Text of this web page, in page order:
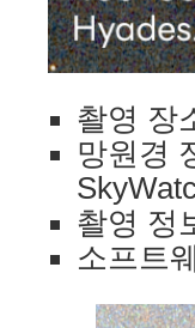
촬영 장
망원경
촬영 정
소프트